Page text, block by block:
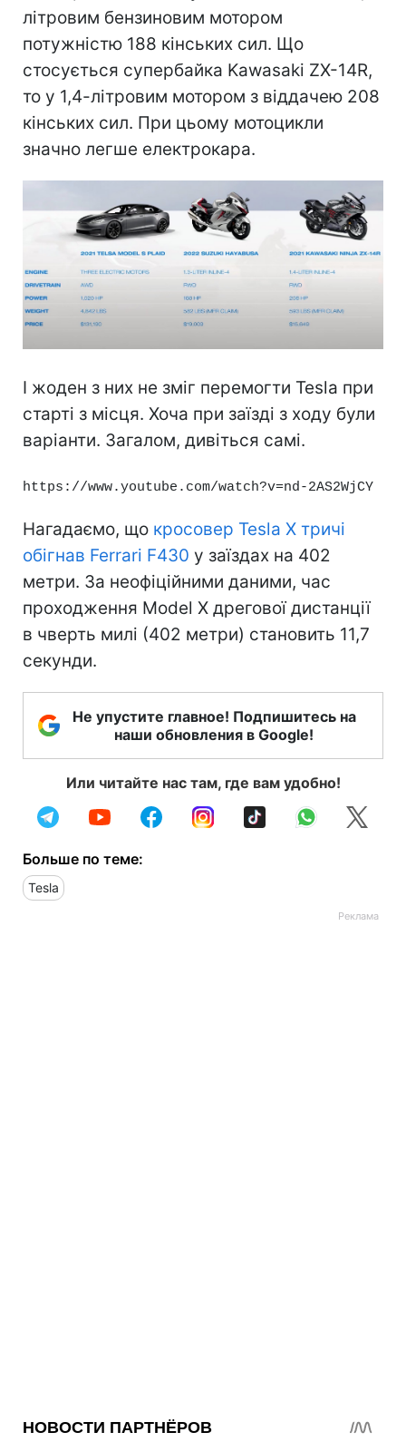
літровим бензиновим мотором
потужністю 188 кінських сил. Що
стосується супербайка Kawasaki ZX-14R,
то у 1,4-літровим мотором з віддачею 208
кінських сил. При цьому мотоцикли
значно легше електрокара.
І жоден з них не зміг перемогти Tesla при
старті з місця. Хоча при заїзді з ходу були
варіанти. Загалом, дивіться самі.
https://www.youtube.com/watch?v=nd-2AS2WjCY
Нагадаємо, що кросовер Tesla X тричі
обігнав Ferrari F430 у заїздах на 402
метри. За неофіційними даними, час
проходження Model X дрегової дистанції
в чверть милі (402 метри) становить 11,7
секунди.
Не упустите главное! Подпишитесь на
наши обновления в Google!
Или читайте нас там, где вам удобно!
Больше по теме:
Tesla